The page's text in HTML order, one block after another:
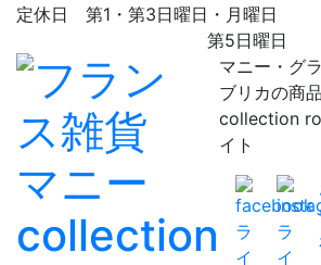
定休日 第1・第3日曜日・月曜日
第5日曜日
マニー・グ
ブリカの商
collection
イト